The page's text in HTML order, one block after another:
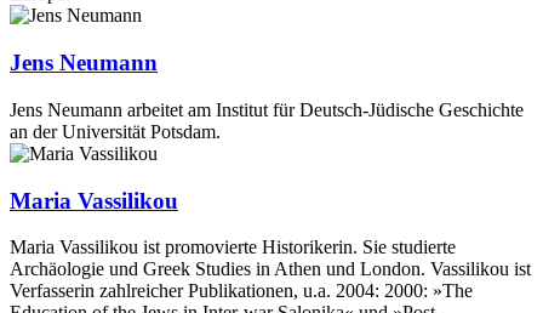
Jens Neumann
Jens Neumann arbeitet am Institut für Deutsch-Jüdische Geschichte
an der Universität Potsdam.
Maria Vassilikou
Maria Vassilikou ist promovierte Historikerin. Sie studierte
Archäologie und Greek Studies in Athen und London. Vassilikou ist
Verfasserin zahlreicher Publikationen, u.a. 2004: 2000: »The